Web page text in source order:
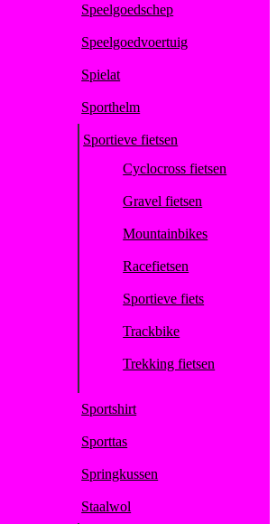
Speelgoedschep
Speelgoedvoertuig
Spielat
Sporthelm
Sportieve fietsen
Cyclocross fietsen
Gravel fietsen
Mountainbikes
Racefietsen
Sportieve fiets
Trackbike
Trekking fietsen
Sportshirt
Sporttas
Springkussen
Staalwol